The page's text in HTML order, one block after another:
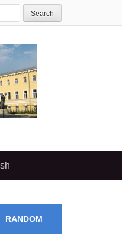
RANDOM